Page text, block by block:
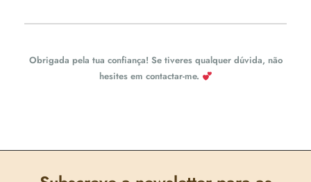
Obrigada pela tua confiança! Se tiveres qualquer dúvida, não
hesites em contactar-me.